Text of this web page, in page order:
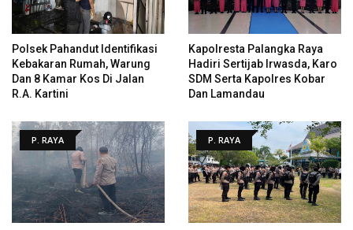
Polsek Pahandut Identifikasi
Kebakaran Rumah, Warung
Dan 8 Kamar Kos Di Jalan
R.A. Kartini
Kapolresta Palangka Raya
Hadiri Sertijab Irwasda, Karo
SDM Serta Kapolres Kobar
Dan Lamandau
P. RAYA P. RAYA